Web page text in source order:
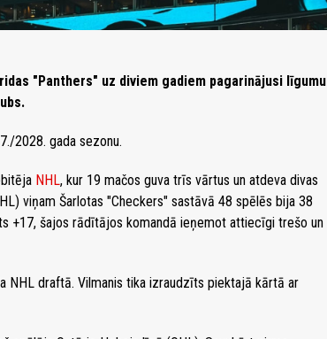
"Panthers" uz diviem gadiem pagarinājusi līgumu
2028. gada sezonu.
NHL, kur 19 mačos guva trīs vārtus un atdeva divas
viņam Šarlotas "Checkers" sastāvā 48 spēlēs bija 38
+17, šajos rādītājos komandā ieņemot attiecīgi trešo un
NHL draftā. Vilmanis tika izraudzīts piektajā kārtā ar